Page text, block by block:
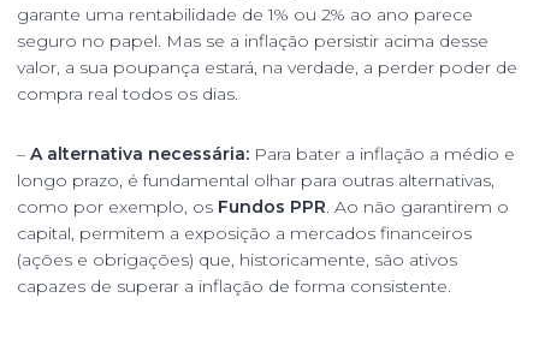
garante uma rentabilidade de 1% ou 2% ao ano parece
seguro no papel. Mas se a inflação persistir acima desse
valor, a sua poupança estará, na verdade, a perder poder de
compra real todos os dias.
– A alternativa necessária: Para bater a inflação a médio e
longo prazo, é fundamental olhar para outras alternativas,
como por exemplo, os Fundos PPR. Ao não garantirem o
capital, permitem a exposição a mercados financeiros
(ações e obrigações) que, historicamente, são ativos
capazes de superar a inflação de forma consistente.